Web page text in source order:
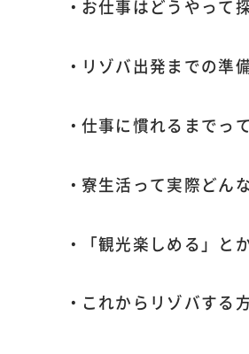
お仕事はどうやって
リゾバ出発までの準
仕事に慣れるまでっ
寮生活って実際どん
「観光楽しめる」
これからリゾバする